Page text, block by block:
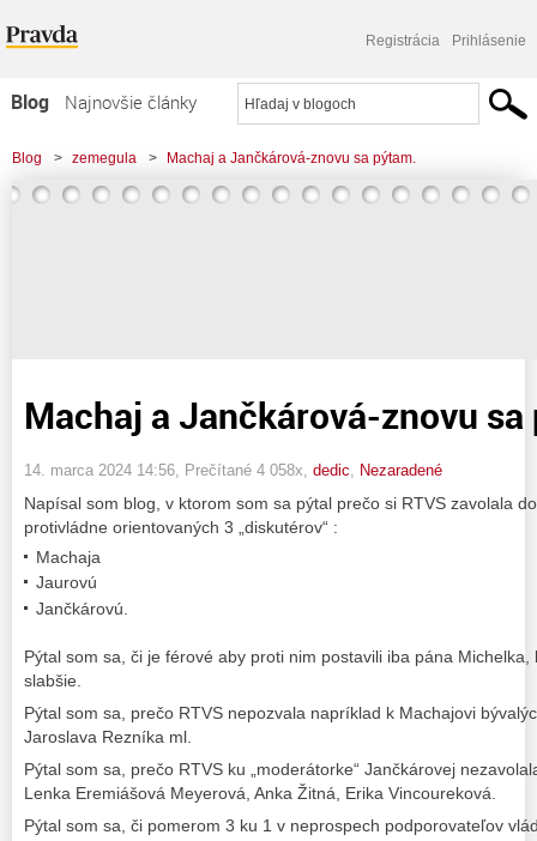
Registrácia Prihlásenie
Blog
Najnovšie články
Najčítanejšie články
Najkomentovanejšie články
Blog > zemegula > Machaj a Jančkárová-znovu sa pýtam.
Machaj a Jančkárová-znovu sa
14. marca 2024 14:56 , Prečítané 4 058x, dedic Nezaradené
Napísal som blog, v ktorom som sa pýtal prečo si RTVS zavolala
protivládne orientovaných 3 „diskutérov“ :
Machaja
Jaurovú
Jančkárovú.
Pýtal som sa, či je férové aby proti nim postavili iba pána
slabšie.
Pýtal som sa, prečo RTVS nepozvala napríklad k Machajovi
Jaroslava Rezníka ml.
Pýtal som sa, prečo RTVS ku „moderátorke“ Jančkárovej
Lenka Eremiášová Meyerová, Anka Žitná, Erika Vincoureková.
Pýtal som sa, či pomerom 3 ku 1 v neprospech podporovateľov